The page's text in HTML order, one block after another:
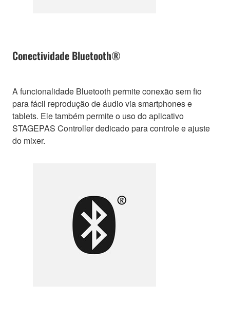
Conectividade Bluetooth®
A funcionalidade Bluetooth permite conexão sem fio
para fácil reprodução de áudio via smartphones e
tablets. Ele também permite o uso do aplicativo
STAGEPAS Controller dedicado para controle e ajuste
do mixer.